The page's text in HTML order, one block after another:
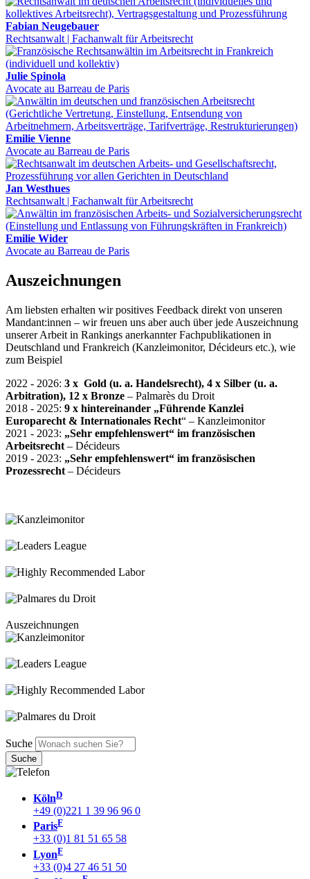
Fabian Neugebauer
Rechtsanwalt | Fachanwalt für Arbeitsrecht
Julie Spinola
Avocate au Barreau de Paris
Emilie Vienne
Avocate au Barreau de Paris
Jan Westhues
Rechtsanwalt | Fachanwalt für Arbeitsrecht
Emilie Wider
Avocate au Barreau de Paris
Auszeichnungen
Am liebsten erhalten wir positives Feedback direkt von unseren
Mandant:innen – wir freuen uns aber auch über jede Auszeichnung
unserer Arbeit in Rankings anerkannter Fachpublikationen in
Deutschland und Frankreich (Kanzleimonitor, Décideurs etc.), wie
zum Beispiel
2022 - 2026: 3 x Gold (u. a. Handelsrecht), 4 x Silber (u. a.
Arbitration), 12 x Bronze – Palmarès du Droit
2018 - 2025: 9 x hintereinander „Führende Kanzlei
Europarecht & Internationales Recht“ – Kanzleimonitor
2021 - 2023: „Sehr empfehlenswert“ im französischen
Arbeitsrecht – Décideurs
2019 - 2023: „Sehr empfehlenswert“ im französischen
Prozessrecht – Décideurs
Auszeichnungen
Suche
KölnD
+49 (0)221 1 39 96 96 0
ParisF
+33 (0)1 81 51 65 58
LyonF
+33 (0)4 27 46 51 50